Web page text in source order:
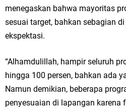
Tahun Baru Islam 1448 H
Selamat Tahun Baru Islam 1
PDUF MUI Jatim Gelar Doa Awal
Menuju Indonesia Emas 2045
menegaskan bahwa mayoritas
sesuai target, bahkan sebagian
ekspektasi.
“Alhamdulillah, hampir seluruh
hingga 100 persen, bahkan ada
Namun demikian, beberapa
penyesuaian di lapangan karena